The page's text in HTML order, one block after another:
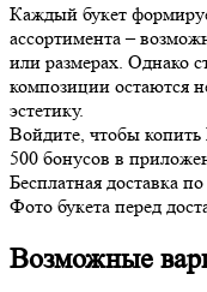
Каждый букет
ассортимента –
или размерах. Однако
композиции остаются
эстетику.
Войдите, чтобы
500 бонусов в
Бесплатная доставка
Фото букета перед
Возможные